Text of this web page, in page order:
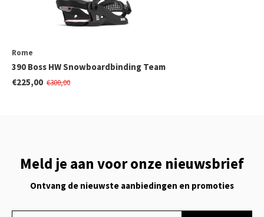
Rome
390 Boss HW Snowboardbinding Team
€225,00 €300,00
Meld je aan voor onze nieuwsbrief
Ontvang de nieuwste aanbiedingen en promoties